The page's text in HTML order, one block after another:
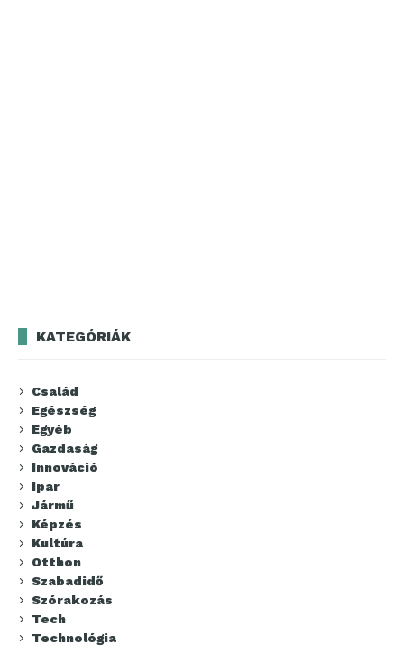
KATEGÓRIÁK
Család
Egészség
Egyéb
Gazdaság
Innováció
Ipar
Jármű
Képzés
Kultúra
Otthon
Szabadidő
Szórakozás
Tech
Technológia